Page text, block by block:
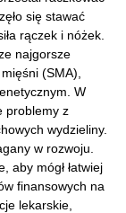
się stawać
rączek i nóżek.
najgorsze
(SMA),
W
problemy z
wydzieliny.
w rozwoju.
aby mógł łatwiej
finansowych na
lekarskie,